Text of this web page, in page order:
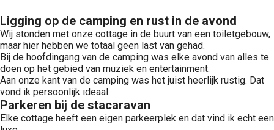
Ligging op de camping en rust in de avond
Wij stonden met onze cottage in de buurt van een toiletgebouw,
maar hier hebben we totaal geen last van gehad.
Bij de hoofdingang van de camping was elke avond van alles te
doen op het gebied van muziek en entertainment.
Aan onze kant van de camping was het juist heerlijk rustig. Dat
vond ik persoonlijk ideaal.
Parkeren bij de stacaravan
Elke cottage heeft een eigen parkeerplek en dat vind ik echt een